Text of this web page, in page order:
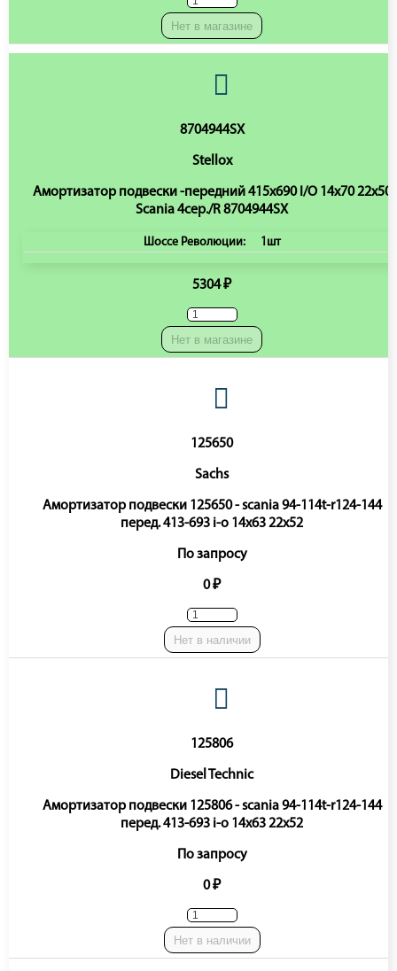
Нет в магазине
8704944SX
Stellox
Амортизатор подвески -передний 415х690 I/O 14x70 22x50
Scania 4сер./R 8704944SX
Шоссе Революции: 1шт
5304 ₽
Нет в магазине
125650
Sachs
Амортизатор подвески 125650 - scania 94-114t-r124-144
перед. 413-693 i-o 14x63 22x52
По запросу
0 ₽
Нет в наличии
125806
Diesel Technic
Амортизатор подвески 125806 - scania 94-114t-r124-144
перед. 413-693 i-o 14x63 22x52
По запросу
0 ₽
Нет в наличии